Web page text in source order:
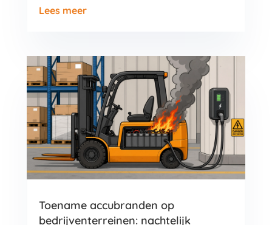
Lees meer
Toename accubranden op
bedrijventerreinen: nachtelijk